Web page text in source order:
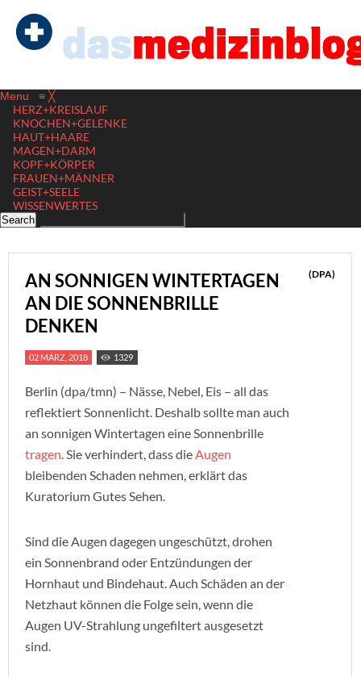
Menu ≡ ╳
HERZ+KREISLAUF
KNOCHEN+GELENKE
HAUT+HAARE
MAGEN+DARM
KOPF+KÖRPER
FRAUEN+MÄNNER
GEIST+SEELE
WISSENWERTES
AN SONNIGEN WINTERTAGEN
AN DIE SONNENBRILLE
DENKEN
(DPA)
02 MÄRZ, 2018 1329
Berlin (dpa/tmn) – Nässe, Nebel, Eis – all das
reflektiert Sonnenlicht. Deshalb sollte man auch
an sonnigen Wintertagen eine Sonnenbrille
tragen. Sie verhindert, dass dieAugen
bleibenden Schaden nehmen, erklärt das
Kuratorium Gutes Sehen.
Sind die Augen dagegen ungeschützt, drohen
ein Sonnenbrand oder Entzündungen der
Hornhaut und Bindehaut. Auch Schäden an der
Netzhaut können die Folge sein, wenn die
Augen UV-Strahlung ungefiltert ausgesetzt
sind.